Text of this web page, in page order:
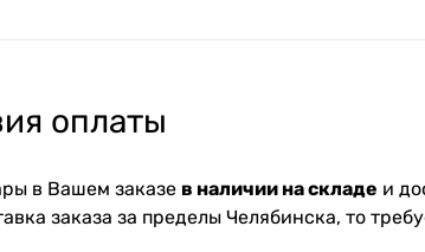
оплаты
в Вашем заказе в наличии на складе и
заказа за пределы Челябинска, то